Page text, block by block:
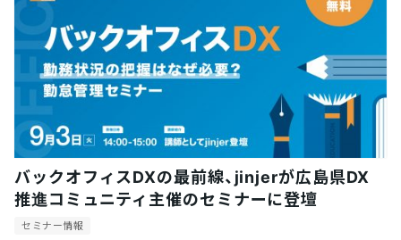
バックオフィスDXの最前線、jinjerが広島県DX
推進コミュニティ主催のセミナーに登壇
セミナー情報